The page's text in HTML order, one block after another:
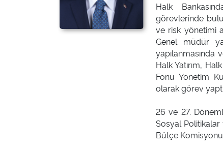
Halk
görevlerinde
ve risk yönetimi
Genel müdür
yapılanmasında
Halk Yatırım,
Fonu Yönetim
olarak görev
26 ve 27.
Sosyal Politikalar
Bütçe